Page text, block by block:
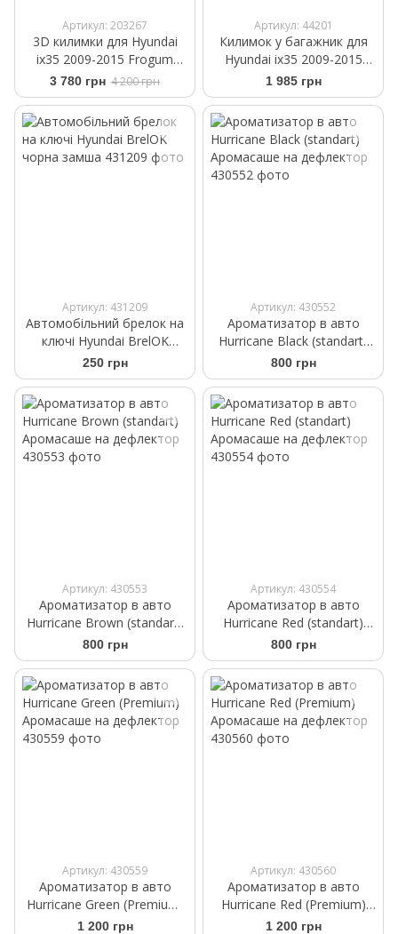
Артикул: 203267
3D килимки для Hyundai
ix35 2009-2015 Frogum
Proline 3D409156
3 780 грн 4 200 грн
Артикул: 44201
Килимок у багажник для
Hyundai ix35 2009-2015
Frogum ProLine TM548270
1 985 грн
Артикул: 431209
Автомобільний брелок на
ключі Hyundai BrelOK
чорна замша
250 грн
Артикул: 430552
Ароматизатор в авто
Hurricane Black (standart)
Аромасаше на дефлектор
800 грн
Артикул: 430553
Ароматизатор в авто
Hurricane Brown (standart)
Аромасаше на дефлектор
800 грн
Артикул: 430554
Ароматизатор в авто
Hurricane Red (standart)
Аромасаше на дефлектор
800 грн
Артикул: 430559
Ароматизатор в авто
Hurricane Green (Premium)
Аромасаше на дефлектор
1 200 грн
Артикул: 430560
Ароматизатор в авто
Hurricane Red (Premium)
Аромасаше на дефлектор
1 200 грн